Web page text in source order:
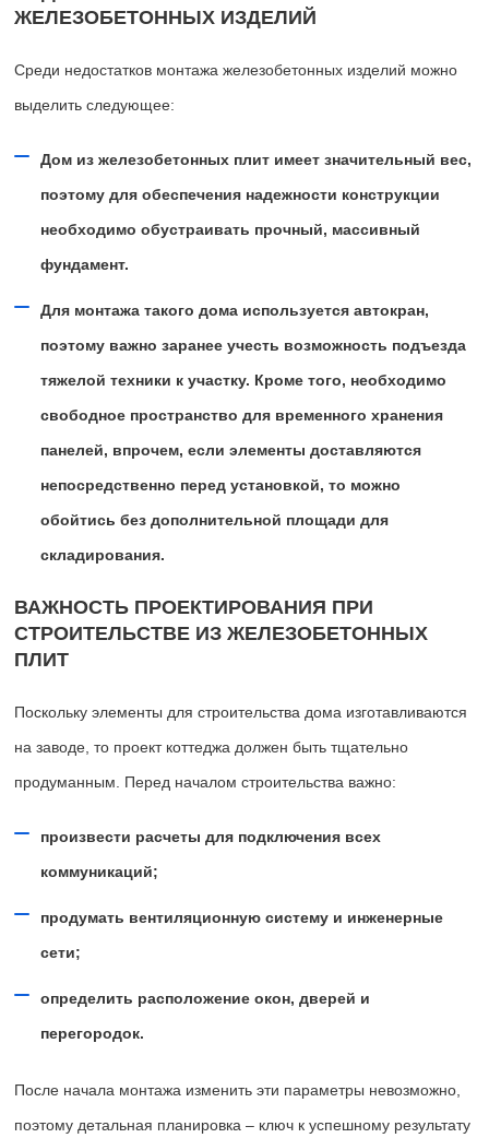
ЖЕЛЕЗОБЕТОННЫХ ИЗДЕЛИЙ
Среди недостатков монтажа железобетонных изделий можно
выделить следующее:
Дом из железобетонных плит имеет значительный вес,
поэтому для обеспечения надежности конструкции
необходимо обустраивать прочный, массивный
фундамент.
Для монтажа такого дома используется автокран,
поэтому важно заранее учесть возможность подъезда
тяжелой техники к участку. Кроме того, необходимо
свободное пространство для временного хранения
панелей, впрочем, если элементы доставляются
непосредственно перед установкой, то можно
обойтись без дополнительной площади для
складирования.
ВАЖНОСТЬ ПРОЕКТИРОВАНИЯ ПРИ
СТРОИТЕЛЬСТВЕ ИЗ ЖЕЛЕЗОБЕТОННЫХ
ПЛИТ
Поскольку элементы для строительства дома изготавливаются
на заводе, то проект коттеджа должен быть тщательно
продуманным. Перед началом строительства важно:
произвести расчеты для подключения всех
коммуникаций;
продумать вентиляционную систему и инженерные
сети;
определить расположение окон, дверей и
перегородок.
После начала монтажа изменить эти параметры невозможно,
поэтому детальная планировка – ключ к успешному результату